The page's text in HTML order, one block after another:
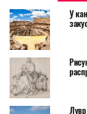
Чертежи были
рисунков,
1874 году альбом
У